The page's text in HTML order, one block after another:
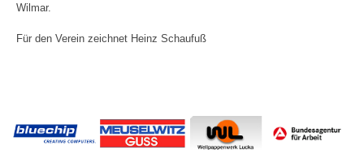
Wilmar.
Für den Verein zeichnet Heinz Schaufuß